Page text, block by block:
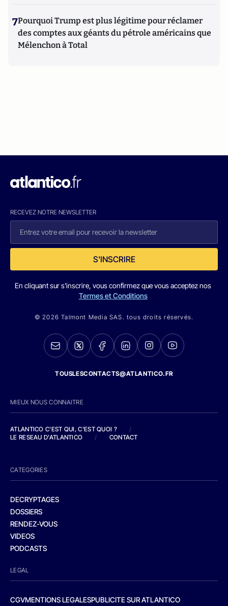
7Pourquoi Trump est plus légitime pour réclamer
des comptes aux géants du pétrole américains que
Mélenchon à Total
RECEVEZ NOTRE NEWSLETTER
S'INSCRIRE
En cliquant sur s'inscrire, vous confirmez que vous acceptez nos
Termes et Conditions
© 2026 Talmont Media SAS. tous droits réservés.
TOUSLESCONTACTS@ATLANTICO.FR
MIEUX NOUS CONNAITRE
ATLANTICO C'EST QUI, C'EST QUOI ?
/
LE RESEAU D'ATLANTICO
/ CONTACT
CATEGORIES
DECRYPTAGES
DOSSIERS
RENDEZ-VOUS
VIDEOS
PODCASTS
LEGAL
CGVMENTIONS LEGALESPUBLICITE SUR ATLANTICO